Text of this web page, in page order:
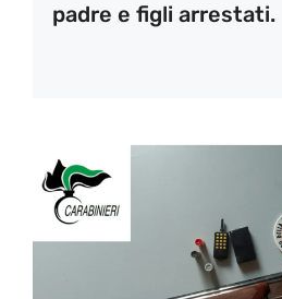
padre e figli arrestati.